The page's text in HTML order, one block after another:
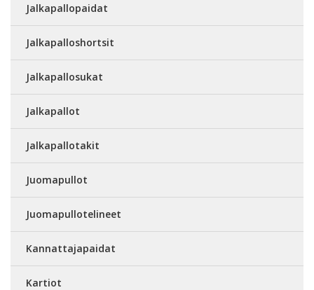
Jalkapallopaidat
Jalkapalloshortsit
Jalkapallosukat
Jalkapallot
Jalkapallotakit
Juomapullot
Juomapullotelineet
Kannattajapaidat
Kartiot